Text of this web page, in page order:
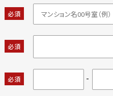
必須
必須
必須 -